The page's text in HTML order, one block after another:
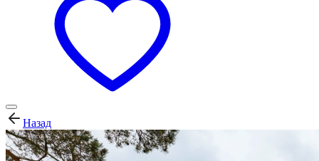
Назад